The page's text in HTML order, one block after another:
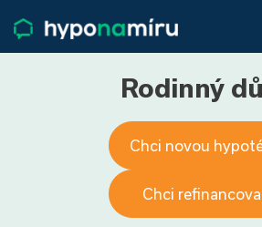
Životní pojištění
Pojištění nemovitosti
O nás
800 688 388
Přihlásit
Rodinný
Chci novou
Chci